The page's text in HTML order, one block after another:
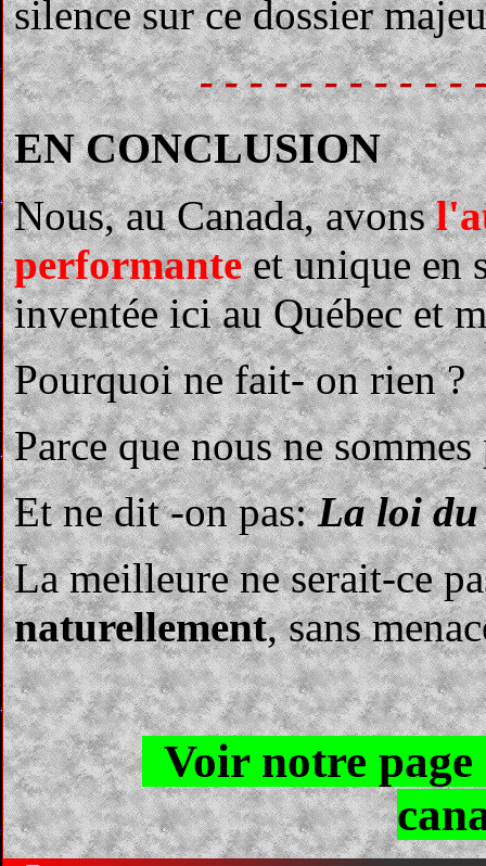
silence sur ce dossier
- - - - - - - - - - -
EN CONCLUSION
Nous, au Canada, avons
performanteet unique en
inventée ici au Québec et
Pourquoi ne fait- on rien ?
Parce que nous ne
Et ne dit -on pas:La loi du
La meilleure ne serait-ce
naturellement, sans
Voir notre page